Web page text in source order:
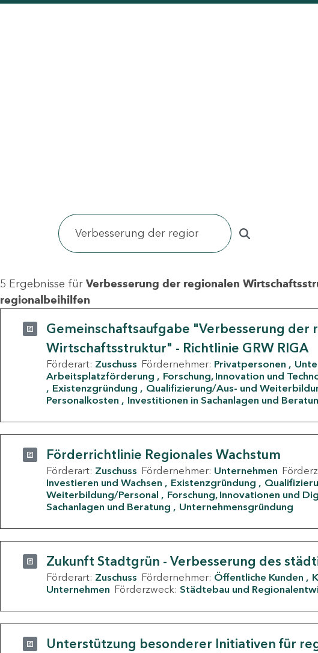
5 Ergebnisse für Verbesserung der regionalen
regionalbeihilfen
Gemeinschaftsaufgabe "Verbesserung der
Wirtschaftsstruktur" - Richtlinie GRW RIGA
Förderart: Zuschuss Fördernehmer: Privatpersonen
Arbeitsplatzförderung
Forschung, Innovation und
Existenzgründung
Qualifizierung/Aus- und
Personalkosten
Investitionen in Sachanlagen und
Förderrichtlinie Regionales Wachstum
Förderart: Zuschuss Fördernehmer: Unternehmen
Investieren und Wachsen
Existenzgründung
Weiterbildung/Personal
Forschung, Innovationen und
Sachanlagen und Beratung
Unternehmensgründung
Zukunft Stadtgrün - Verbesserung des
Förderart: Zuschuss Fördernehmer: Öffentliche Kunden
Unternehmen Förderzweck: Städtebau und
Unterstützung besonderer Initiativen für